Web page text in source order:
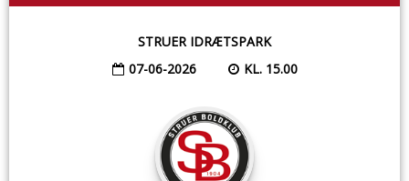
STRUER IDRÆTSPARK
07-06-2026
KL. 15.00